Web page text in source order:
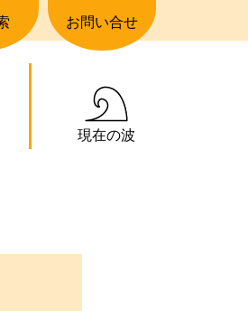
お問い合せ
現在の波